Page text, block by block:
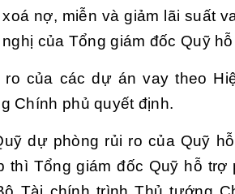
nợ, miễn và giảm lãi suất
của Tổng giám đốc Quỹ
của các dự án vay theo
Chính phủ quyết định.
dự phòng rủi ro của Quỹ
thì Tổng giám đốc Quỹ hỗ trợ